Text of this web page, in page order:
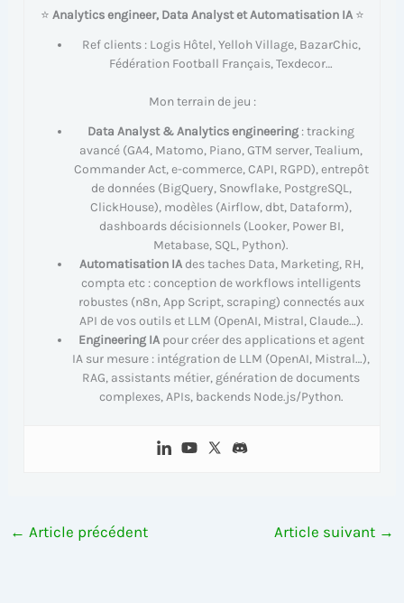
⭐ Analytics engineer, Data Analyst et Automatisation IA⭐
Ref clients : Logis Hôtel, Yelloh Village, BazarChic,
Fédération Football Français, Texdecor…
Mon terrain de jeu :
Data Analyst & Analytics engineering : tracking
avancé (GA4, Matomo, Piano, GTM server, Tealium,
Commander Act, e-commerce, CAPI, RGPD), entrepôt
de données (BigQuery, Snowflake, PostgreSQL,
ClickHouse), modèles (Airflow, dbt, Dataform),
dashboards décisionnels (Looker, Power BI,
Metabase, SQL, Python).
Automatisation IAdes taches Data, Marketing, RH,
compta etc : conception de workflows intelligents
robustes (n8n, App Script, scraping) connectés aux
API de vos outils et LLM (OpenAI, Mistral, Claude…).
Engineering IApour créer des applications et agent
IA sur mesure : intégration de LLM (OpenAI, Mistral…),
RAG, assistants métier, génération de documents
complexes, APIs, backends Node.js/Python.
← Article précédent Article suivant →